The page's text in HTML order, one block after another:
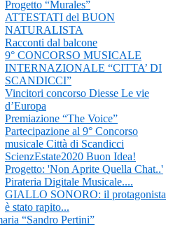
Progetto “Murales”
ATTESTATI del BUON
NATURALISTA
Racconti dal balcone
9° CONCORSO MUSICALE
INTERNAZIONALE “CITTA’ DI
SCANDICCI”
Vincitori concorso Diesse Le vie
d’Europa
Premiazione “The Voice”
Partecipazione al 9° Concorso
musicale Città di Scandicci
ScienzEstate2020 Buon Idea!
Progetto: 'Non Aprite Quella Chat..'
Pirateria Digitale Musicale....
GIALLO SONORO: il protagonista
è stato rapito...
“Sandro Pertini”